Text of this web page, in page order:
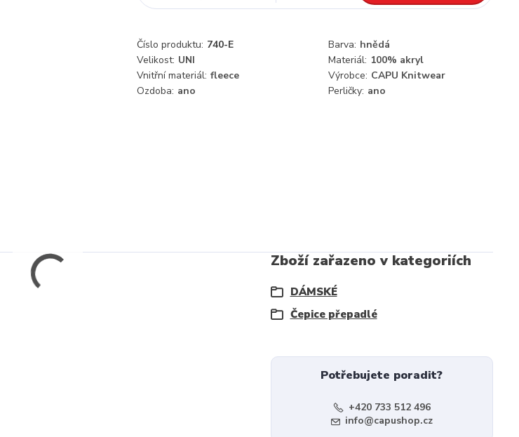
Číslo produktu: 740-E Barva: hnědá
Velikost: UNI Materiál: 100% akryl
Vnitřní materiál: fleece Výrobce: CAPU Knitwear
Ozdoba: ano Perličky: ano
Zboží zařazeno v kategoriích
DÁMSKÉ
Čepice přepadlé
Potřebujete poradit?
+420 733 512 496
info@capushop.cz